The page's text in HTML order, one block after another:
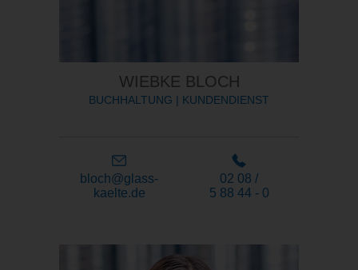
WIEBKE BLOCH
BUCHHALTUNG | KUNDENDIENST
bloch@glass-
kaelte.de
02 08 /
5 88 44 - 0